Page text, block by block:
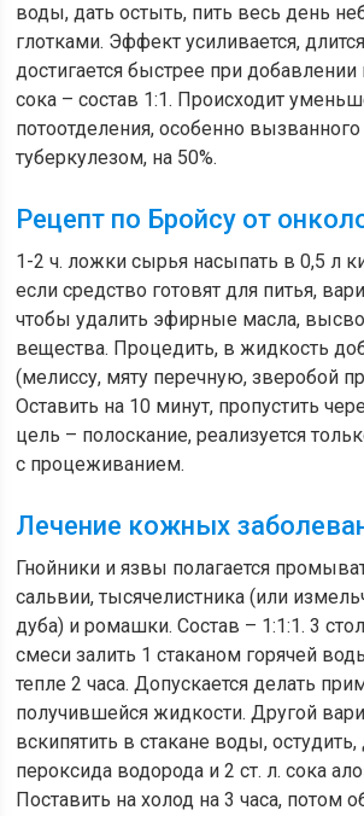
воды, дать остыть, пить весь день
глотками. Эффект усиливается,
достигается быстрее при
сока – состав 1:1. Происходит
потоотделения, особенно
туберкулезом, на 50%.
Рецепт по Бройсу от
1-2 ч. ложки сырья насыпать в 0,5 л
если средство готовят для питья,
чтобы удалить эфирные масла,
вещества. Процедить, в жидкость
(мелиссу, мяту перечную, зверобой
Оставить на 10 минут, пропустить
цель – полоскание, реализуется
с процеживанием.
Лечение кожных
Гнойники и язвы полагается
сальвии, тысячелистника (или
дуба) и ромашки. Состав – 1:1:1. 3
смеси залить 1 стаканом горячей
тепле 2 часа. Допускается делать
получившейся жидкости. Другой
вскипятить в стакане воды, остудить,
пероксида водорода и 2 ст. л. сока
Поставить на холод на 3 часа, потом